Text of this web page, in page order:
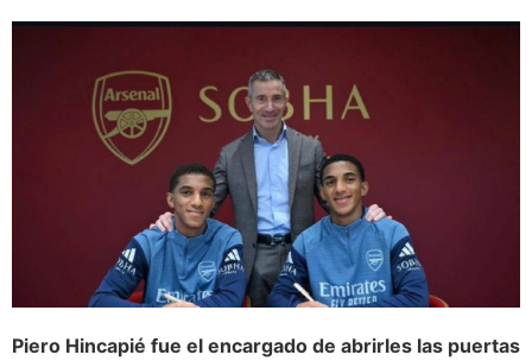
Piero Hincapié fue el encargado de abrirles las puertas